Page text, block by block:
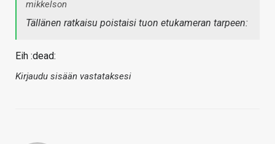
mikkelson
Tällänen ratkaisu poistaisi tuon etukameran tarpeen:
Eih :dead:
Kirjaudu sisään vastataksesi